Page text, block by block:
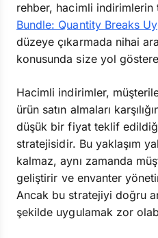
rehber, hacimli
Bundle: Quantity Breaks
düzeye çıkarmada nihai
konusunda size yol
Hacimli indirimler,
ürün satın almaları
düşük bir fiyat teklif
stratejisidir. Bu yaklaşım
kalmaz, aynı zamanda
geliştirir ve envanter
Ancak bu stratejiyi doğru
şekilde uygulamak zor